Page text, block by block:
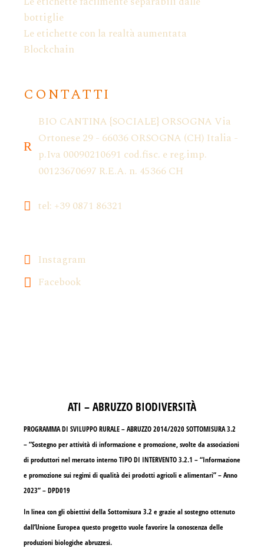
bottiglie
Le etichette con la realtà aumentata
Blockchain
CONTATTI
BIO CANTINA {SOCIALE} ORSOGNA Via
Ortonese 29 - 66036 ORSOGNA (CH) Italia -
p.Iva 00090210691 cod.fisc. e reg.imp.
00123670697 R.E.A. n. 45366 CH
tel: +39 0871 86321
Instagram
Facebook
ATI – ABRUZZO BIODIVERSITÀ
PROGRAMMA DI SVILUPPO RURALE – ABRUZZO 2014/2020 SOTTOMISURA 3.2
– “Sostegno per attività di informazione e promozione, svolte da associazioni
di produttori nel mercato interno TIPO DI INTERVENTO 3.2.1 – “Informazione
e promozione sui regimi di qualità dei prodotti agricoli e alimentari” – Anno
2023” – DPD019
In linea con gli obiettivi della Sottomisura 3.2 e grazie al sostegno ottenuto
dall’Unione Europea questo progetto vuole favorire la conoscenza delle
produzioni biologiche abruzzesi.